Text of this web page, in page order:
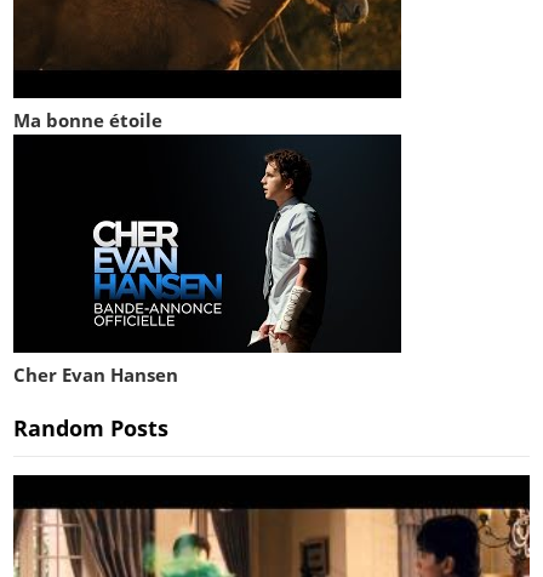
Ma bonne étoile
Cher Evan Hansen
Random Posts